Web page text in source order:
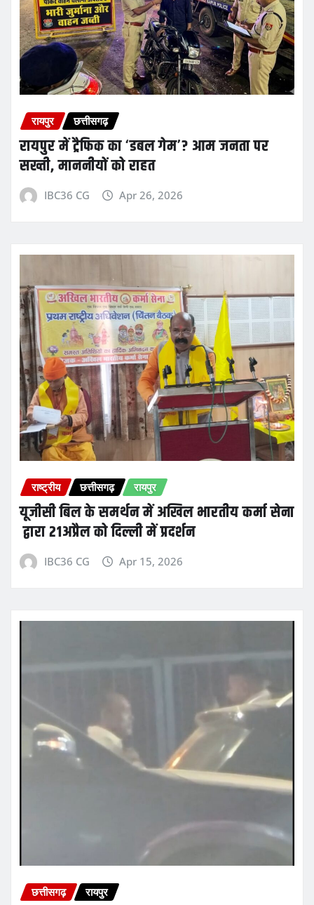
रायपुर छत्तीसगढ़
रायपुर में ट्रैफिक का ‘डबल गेम’? आम जनता पर
सख्ती, माननीयों को राहत
IBC36 CG Apr 26, 2026
राष्ट्रीय छत्तीसगढ़ रायपुर
यूजीसी बिल के समर्थन में अखिल भारतीय कर्मा सेना
द्वारा 21अप्रैल को दिल्ली में प्रदर्शन
IBC36 CG Apr 15, 2026
छत्तीसगढ़ रायपुर